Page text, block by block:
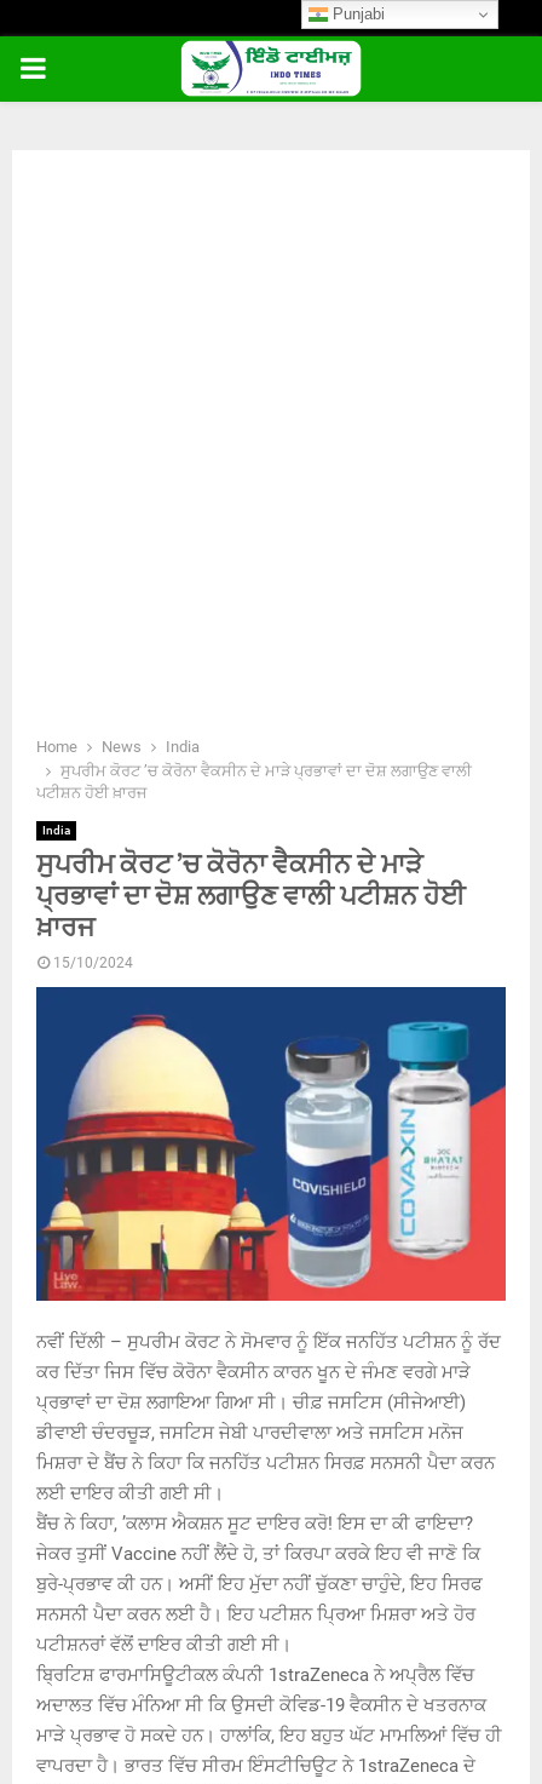
PRIMARY
Home News
India
ਸੁਪਰੀਮ ਕੋਰਟ ’ਚ ਕੋਰੋਨਾ ਵੈਕਸੀਨ ਦੇ ਮਾੜੇ ਪ੍ਰਭਾਵਾਂ ਦਾ ਦੋਸ਼ ਲਗਾਉਣ ਵਾਲੀ
ਪਟੀਸ਼ਨ ਹੋਈ ਖ਼ਾਰਜ
India
ਸੁਪਰੀਮ ਕੋਰਟ ’ਚ ਕੋਰੋਨਾ ਵੈਕਸੀਨ ਦੇ ਮਾੜੇ
ਪ੍ਰਭਾਵਾਂ ਦਾ ਦੋਸ਼ ਲਗਾਉਣ ਵਾਲੀ ਪਟੀਸ਼ਨ ਹੋਈ
ਖ਼ਾਰਜ
15/10/2024
ਨਵੀਂ ਦਿੱਲੀ – ਸੁਪਰੀਮ ਕੋਰਟ ਨੇ ਸੋਮਵਾਰ ਨੂੰ ਇੱਕ ਜਨਹਿੱਤ ਪਟੀਸ਼ਨ ਨੂੰ ਰੱਦ
ਕਰ ਦਿੱਤਾ ਜਿਸ ਵਿੱਚ ਕੋਰੋਨਾ ਵੈਕਸੀਨ ਕਾਰਨ ਖੂਨ ਦੇ ਜੰਮਣ ਵਰਗੇ ਮਾੜੇ
ਪ੍ਰਭਾਵਾਂ ਦਾ ਦੋਸ਼ ਲਗਾਇਆ ਗਿਆ ਸੀ। ਚੀਫ਼ ਜਸਟਿਸ (ਸੀਜੇਆਈ)
ਡੀਵਾਈ ਚੰਦਰਚੂੜ, ਜਸਟਿਸ ਜੇਬੀ ਪਾਰਦੀਵਾਲਾ ਅਤੇ ਜਸਟਿਸ ਮਨੋਜ
ਮਿਸ਼ਰਾ ਦੇ ਬੈਂਚ ਨੇ ਕਿਹਾ ਕਿ ਜਨਹਿੱਤ ਪਟੀਸ਼ਨ ਸਿਰਫ਼ ਸਨਸਨੀ ਪੈਦਾ ਕਰਨ
ਲਈ ਦਾਇਰ ਕੀਤੀ ਗਈ ਸੀ।
ਬੈਂਚ ਨੇ ਕਿਹਾ, ’ਕਲਾਸ ਐਕਸ਼ਨ ਸੂਟ ਦਾਇਰ ਕਰੋ! ਇਸ ਦਾ ਕੀ ਫਾਇਦਾ?
ਜੇਕਰ ਤੁਸੀਂ Vaccine ਨਹੀਂ ਲੈਂਦੇ ਹੋ, ਤਾਂ ਕਿਰਪਾ ਕਰਕੇ ਇਹ ਵੀ ਜਾਣੋ ਕਿ
ਬੁਰੇ-ਪ੍ਰਭਾਵ ਕੀ ਹਨ। ਅਸੀਂ ਇਹ ਮੁੱਦਾ ਨਹੀਂ ਚੁੱਕਣਾ ਚਾਹੁੰਦੇ, ਇਹ ਸਿਰਫ
ਸਨਸਨੀ ਪੈਦਾ ਕਰਨ ਲਈ ਹੈ। ਇਹ ਪਟੀਸ਼ਨ ਪ੍ਰਿਆ ਮਿਸ਼ਰਾ ਅਤੇ ਹੋਰ
ਪਟੀਸ਼ਨਰਾਂ ਵੱਲੋਂ ਦਾਇਰ ਕੀਤੀ ਗਈ ਸੀ।
ਬ੍ਰਿਟਿਸ਼ ਫਾਰਮਾਸਿਊਟੀਕਲ ਕੰਪਨੀ 1straZeneca ਨੇ ਅਪ੍ਰੈਲ ਵਿੱਚ
ਅਦਾਲਤ ਵਿੱਚ ਮੰਨਿਆ ਸੀ ਕਿ ਉਸਦੀ ਕੋਵਿਡ-19 ਵੈਕਸੀਨ ਦੇ ਖਤਰਨਾਕ
ਮਾੜੇ ਪ੍ਰਭਾਵ ਹੋ ਸਕਦੇ ਹਨ। ਹਾਲਾਂਕਿ, ਇਹ ਬਹੁਤ ਘੱਟ ਮਾਮਲਿਆਂ ਵਿੱਚ ਹੀ
ਵਾਪਰਦਾ ਹੈ। ਭਾਰਤ ਵਿੱਚ ਸੀਰਮ ਇੰਸਟੀਚਿਊਟ ਨੇ 1straZeneca ਦੇ
Punjabi